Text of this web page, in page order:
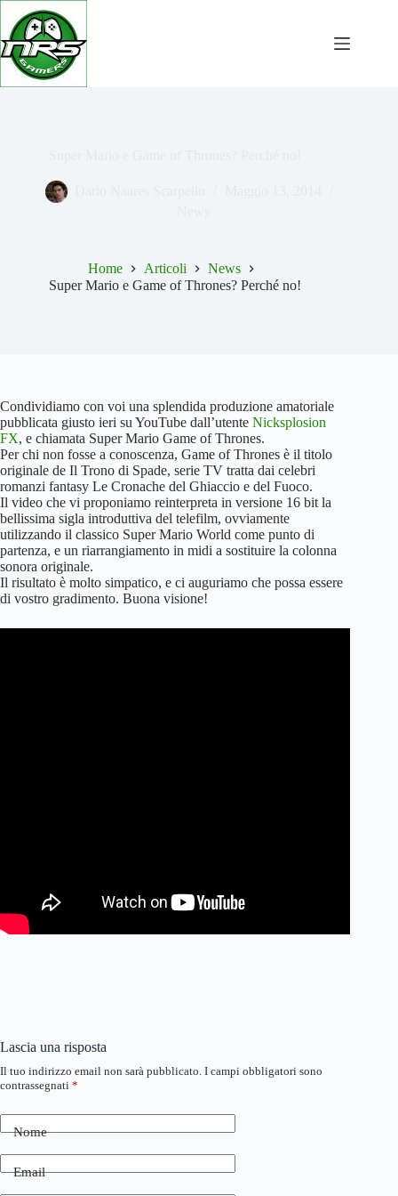
Salta
contenuto
Home Articoli
News
Super Mario e Game of Thrones? Perché no!
Condividiamo con voi una splendida produzione amatoriale
pubblicata giusto ieri su YouTube dall’utente Nicksplosion
FX, e chiamata Super Mario Game of Thrones.
Per chi non fosse a conoscenza, Game of Thrones è il titolo
originale de Il Trono di Spade, serie TV tratta dai celebri
romanzi fantasy Le Cronache del Ghiaccio e del Fuoco.
Il video che vi proponiamo reinterpreta in versione 16 bit la
bellissima sigla introduttiva del telefilm, ovviamente
utilizzando il classico Super Mario World come punto di
partenza, e un riarrangiamento in midi a sostituire la colonna
sonora originale.
Il risultato è molto simpatico, e ci auguriamo che possa essere
di vostro gradimento. Buona visione!
Lascia una risposta
Il tuo indirizzo email non sarà pubblicato. I campi obbligatori sono
contrassegnati *
Nome
Email